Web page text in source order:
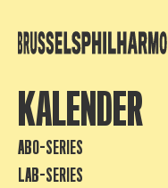
KALENDER
ABO-SERIES
LAB-SERIES